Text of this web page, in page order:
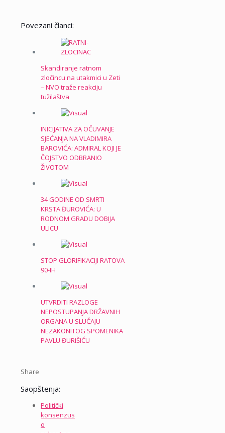
Povezani članci:
Skandiranje ratnom
zločincu na utakmici u Zeti
– NVO traže reakciju
tužilaštva
INICIJATIVA ZA OČUVANJE
SJEĆANJA NA VLADIMIRA
BAROVIĆA: ADMIRAL KOJI JE
ČOJSTVO ODBRANIO
ŽIVOTOM
34 GODINE OD SMRTI
KRSTA ĐUROVIĆA: U
RODNOM GRADU DOBIJA
ULICU
STOP GLORIFIKACIJI RATOVA
90-IH
UTVRDITI RAZLOGE
NEPOSTUPANJA DRŽAVNIH
ORGANA U SLUČAJU
NEZAKONITOG SPOMENIKA
PAVLU ĐURIŠIĆU
Share
Saopštenja:
Politički
konsenzus
o